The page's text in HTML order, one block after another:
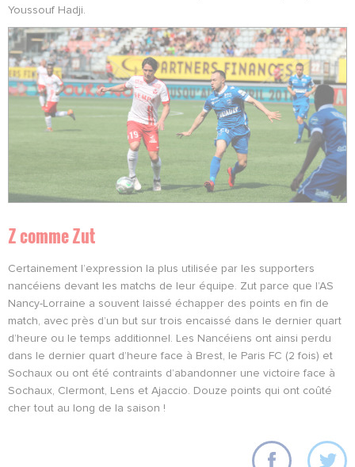
Youssouf Hadji.
Z comme Zut
Certainement l’expression la plus utilisée par les supporters
nancéiens devant les matchs de leur équipe. Zut parce que l’AS
Nancy-Lorraine a souvent laissé échapper des points en fin de
match, avec près d’un but sur trois encaissé dans le dernier quart
d’heure ou le temps additionnel. Les Nancéiens ont ainsi perdu
dans le dernier quart d’heure face à Brest, le Paris FC (2 fois) et
Sochaux ou ont été contraints d’abandonner une victoire face à
Sochaux, Clermont, Lens et Ajaccio. Douze points qui ont coûté
cher tout au long de la saison !